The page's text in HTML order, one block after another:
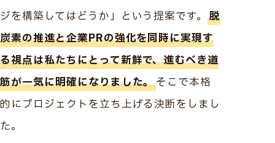
ジを構築してはどうか」という提案です。脱
炭素の推進と企業PRの強化を同時に実現す
る視点は私たちにとって新鮮で、進むべき道
筋が一気に明確になりました。そこで本格
的にプロジェクトを立ち上げる決断をしまし
た。